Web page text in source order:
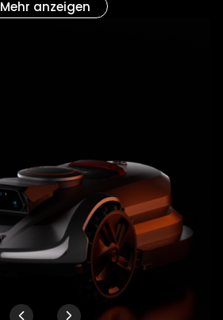
Mehr anzeigen